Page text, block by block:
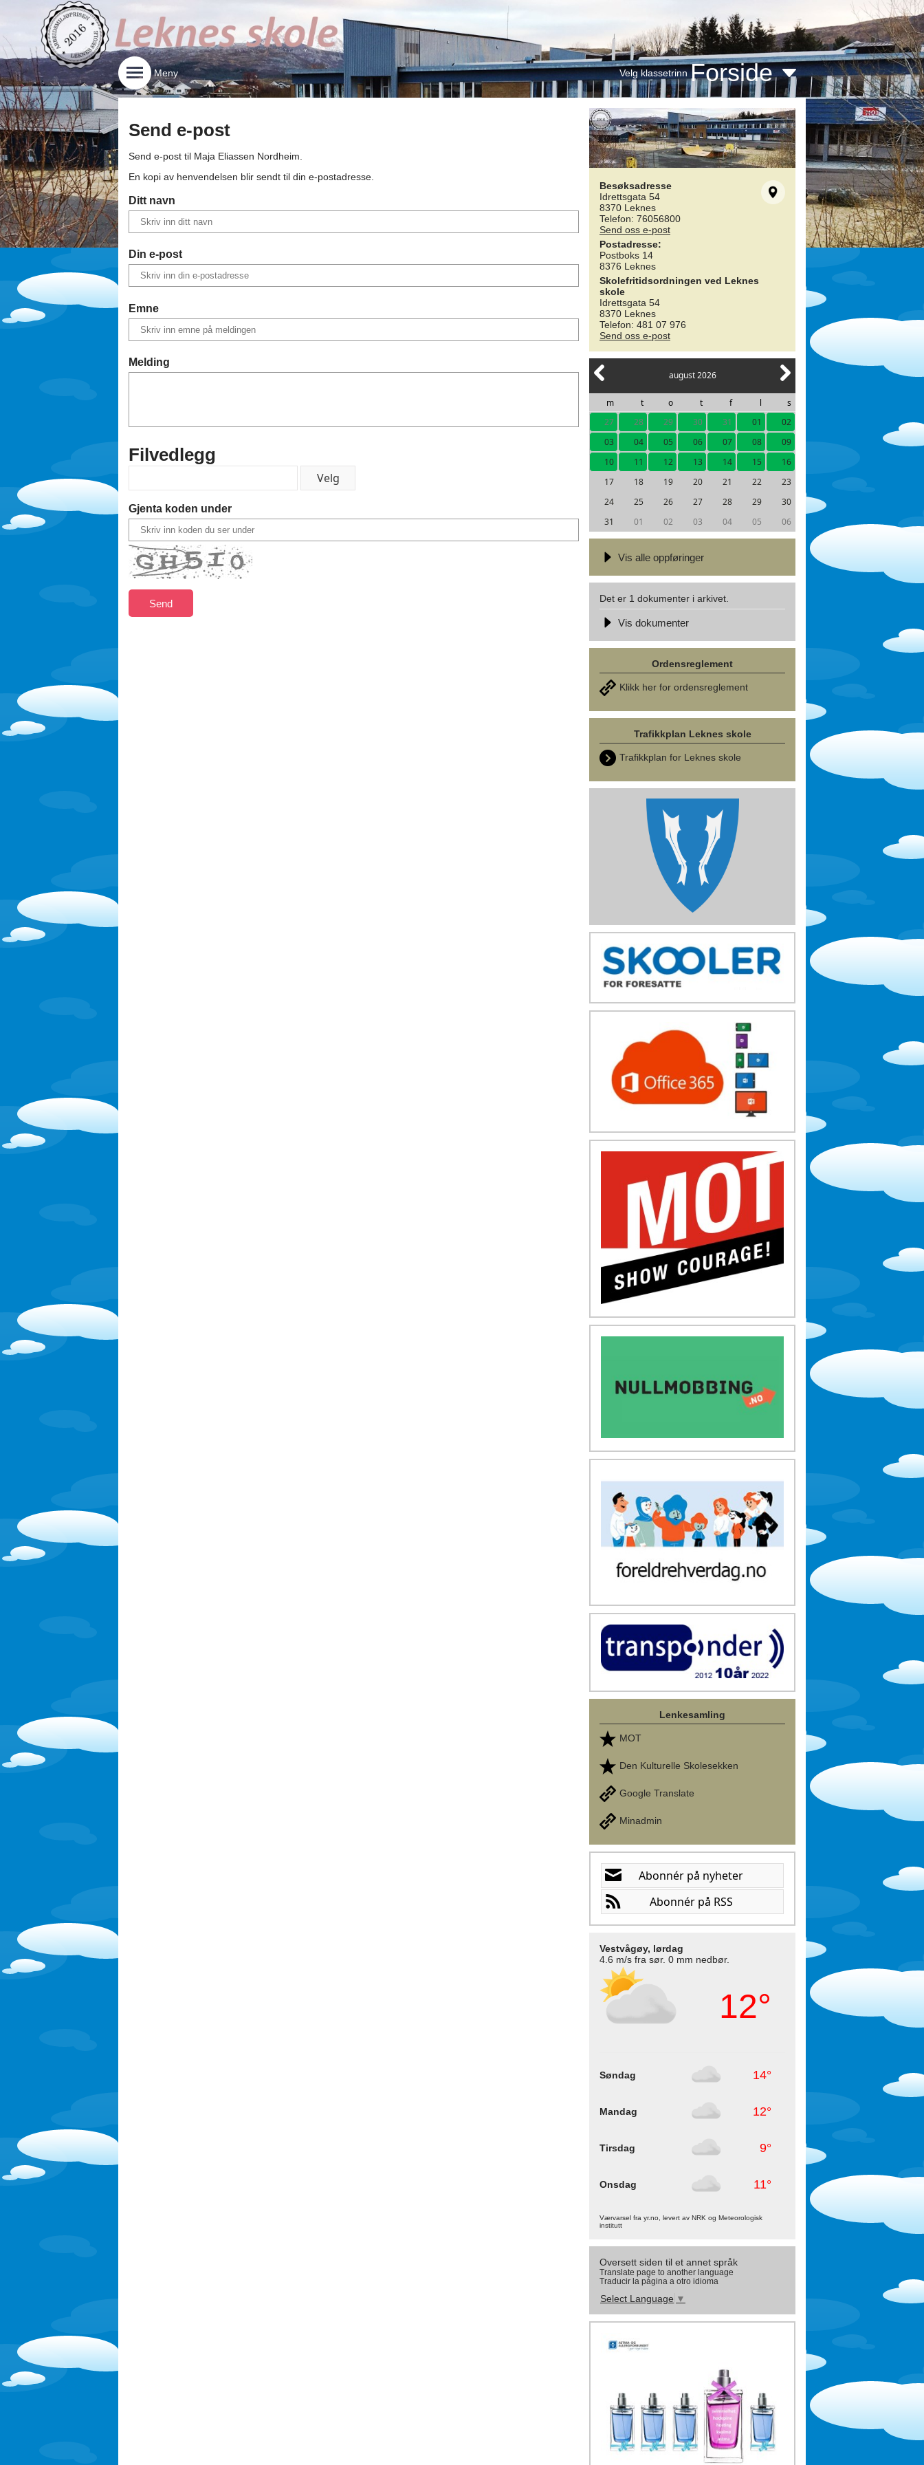
Meny Velg klassetrinn Forside
Besøksadresse
Idrettsgata 54
8370 Leknes
Telefon: 76056800
Send oss e-post
Postadresse:
Postboks 14
8376 Leknes
Skolefritidsordningen ved Leknes
skole
Idrettsgata 54
8370 Leknes
Telefon: 481 07 976
Send oss e-post
august 2026
m t o t f l
s
27
28 29 30 31 01
02
03
04 05 06 07 08
09
10
11 12 13 14 15
16
17
18 19 20 21 22
23
24
25 26 27 28 29
30
31
01 02 03 04 05 06
Vis alle oppføringer
Det er 1 dokumenter i arkivet.
Vis dokumenter
Ordensreglement
Klikk her for ordensreglement
Trafikkplan Leknes skole
Trafikkplan for Leknes skole
Lenkesamling
MOT
Den Kulturelle Skolesekken
Google Translate
Minadmin
Vestvågøy, lørdag
4.6 m/s fra sør. 0 mm nedbør.
12°
Søndag 14°
Mandag 12°
Tirsdag 9°
Onsdag 11°
Værvarsel fra yr.no, levert av NRK og Meteorologisk
institutt
Oversett siden til et annet språk
Translate page to another language
Traducir la página a otro idioma
Select Language ▼
Send e-post
Send e-post til Maja Eliassen Nordheim.
En kopi av henvendelsen blir sendt til din e-postadresse.
Ditt navn
Din e-post
Emne
Melding
Filvedlegg
Gjenta koden under